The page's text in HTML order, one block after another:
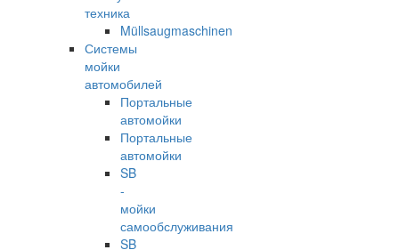
техника
Müllsaugmaschinen
Системы
мойки
автомобилей
Портальные
автомойки
Портальные
автомойки
SB
-
мойки
самообслуживания
SB